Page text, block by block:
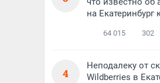
на Екатеринбург
64 015 302
4
Неподалеку от
Wildberries в